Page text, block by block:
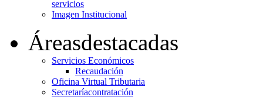
servicios
Imagen Institucional
Áreasdestacadas
Servicios Económicos
Recaudación
Oficina Virtual Tributaria
Secretaríacontratación